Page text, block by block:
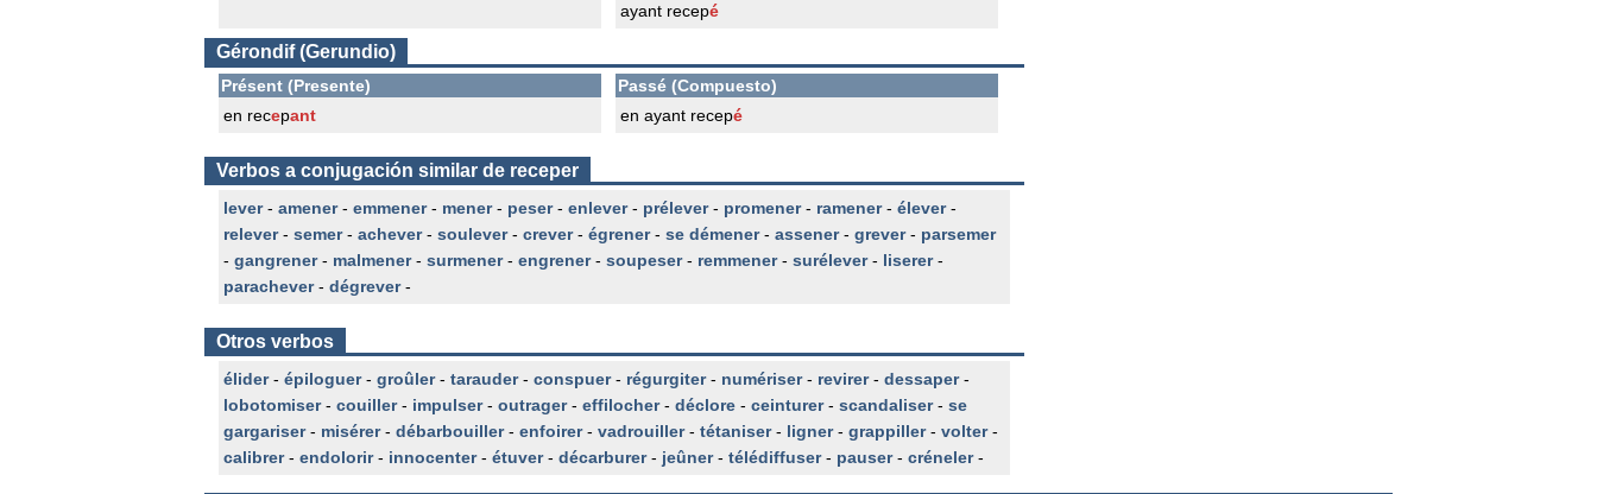
ayant recepé
Gérondif (Gerundio)
Présent (Presente)
en recepant
Passé (Compuesto)
en ayant recepé
Verbos a conjugación similar de receper
lever- amener- emmener- mener- peser- enlever- prélever- promener- ramener- élever-
relever- semer- achever- soulever- crever- égrener- se démener- assener- grever- parsemer
- gangrener- malmener- surmener- engrener- soupeser- remmener- surélever- liserer-
parachever- dégrever-
Otros verbos
élider- épiloguer- groûler- tarauder- conspuer- régurgiter- numériser- revirer- dessaper-
lobotomiser- couiller- impulser- outrager- effilocher- déclore - ceinturer- scandaliser- se
gargariser- misérer- débarbouiller- enfoirer- vadrouiller- tétaniser- ligner- grappiller- volter-
calibrer- endolorir- innocenter- étuver- décarburer- jeûner- télédiffuser- pauser- créneler-